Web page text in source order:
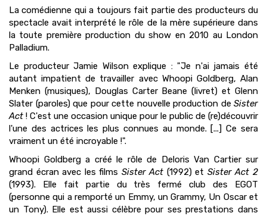
La comédienne qui a toujours fait partie des producteurs du
spectacle avait interprété le rôle de la mère supérieure dans
la toute première production du show en 2010 au London
Palladium.
Le producteur Jamie Wilson explique : "Je n'ai jamais été
autant impatient de travailler avec Whoopi Goldberg, Alan
Menken (musiques), Douglas Carter Beane (livret) et Glenn
Slater (paroles) que pour cette nouvelle production de Sister
Act ! C'est une occasion unique pour le public de (re)découvrir
l'une des actrices les plus connues au monde. [...] Ce sera
vraiment un été incroyable !".
Whoopi Goldberg a créé le rôle de Deloris Van Cartier sur
grand écran avec les films Sister Act (1992) et Sister Act 2
(1993). Elle fait partie du très fermé club des EGOT
(personne qui a remporté un Emmy, un Grammy, Un Oscar et
un Tony). Elle est aussi célèbre pour ses prestations dans